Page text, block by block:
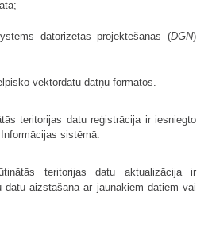
datorizētās projektēšanas (DGN)
vektordatu datņu formātos.
teritorijas datu reģistrācija ir iesniegto
sistēmā.
teritorijas datu aktualizācija ir
datu aizstāšana ar jaunākiem datiem vai